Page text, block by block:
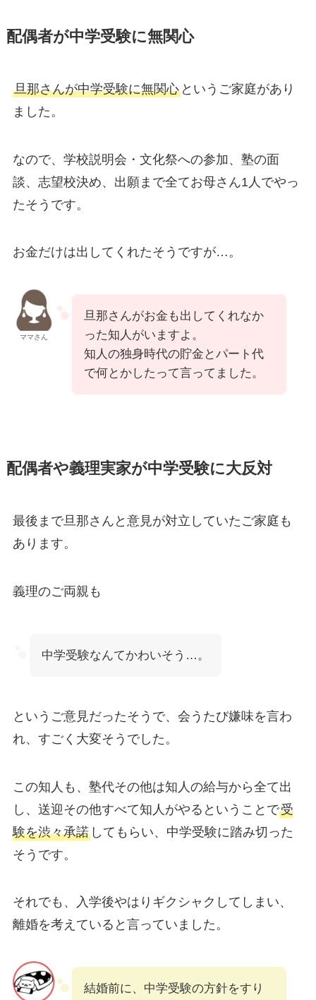
配偶者が中学受験に無関心
旦那さんが中学受験に無関心というご家庭があり
ました。
なので、学校説明会・文化祭への参加、塾の面
談、志望校決め、出願まで全てお母さん1人でやっ
たそうです。
お金だけは出してくれたそうですが…。
ママさん
旦那さんがお金も出してくれなか
った知人がいますよ。
知人の独身時代の貯金とパート代
で何とかしたって言ってました。
配偶者や義理実家が中学受験に大反対
最後まで旦那さんと意見が対立していたご家庭も
あります。
義理のご両親も
中学受験なんてかわいそう…。
というご意見だったそうで、会うたび嫌味を言わ
れ、すごく大変そうでした。
この知人も、塾代その他は知人の給与から全て出
し、送迎その他すべて知人がやるということで受
験を渋々承諾してもらい、中学受験に踏み切った
そうです。
それでも、入学後やはりギクシャクしてしまい、
離婚を考えていると言っていました。
結婚前に、中学受験の方針をすり